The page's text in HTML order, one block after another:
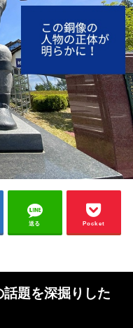
送る Pocket
話題を深掘りした